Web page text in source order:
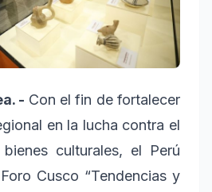
- Con el fin de fortalecer
en la lucha contra el
culturales, el Perú
Cusco “Tendencias y